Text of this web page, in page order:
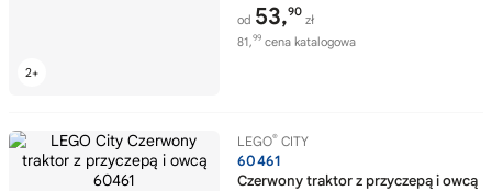
od 53,90
zł
81,99 cena katalogowa
LEGO® CITY
60461
Czerwony traktor z przyczepą i owcą